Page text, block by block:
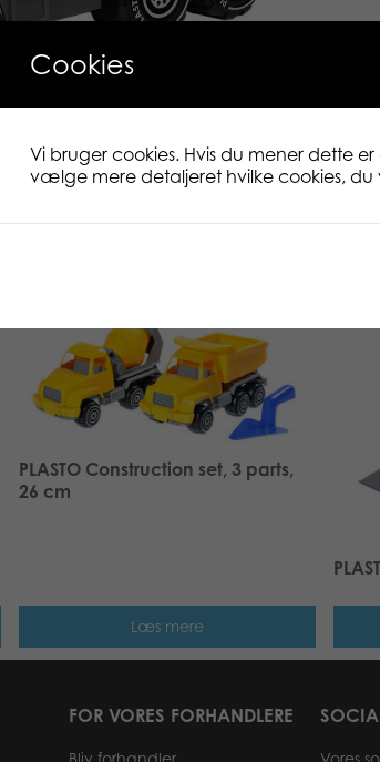
PLASTO Construction set, 3 parts,
26 cm
Læs mere
FOR VORES FORHANDLERE
Bliv forhandler Vores
Cookies
Vi bruger cookies. Hvis du mener dette
vælge mere detaljeret hvilke cookies, du